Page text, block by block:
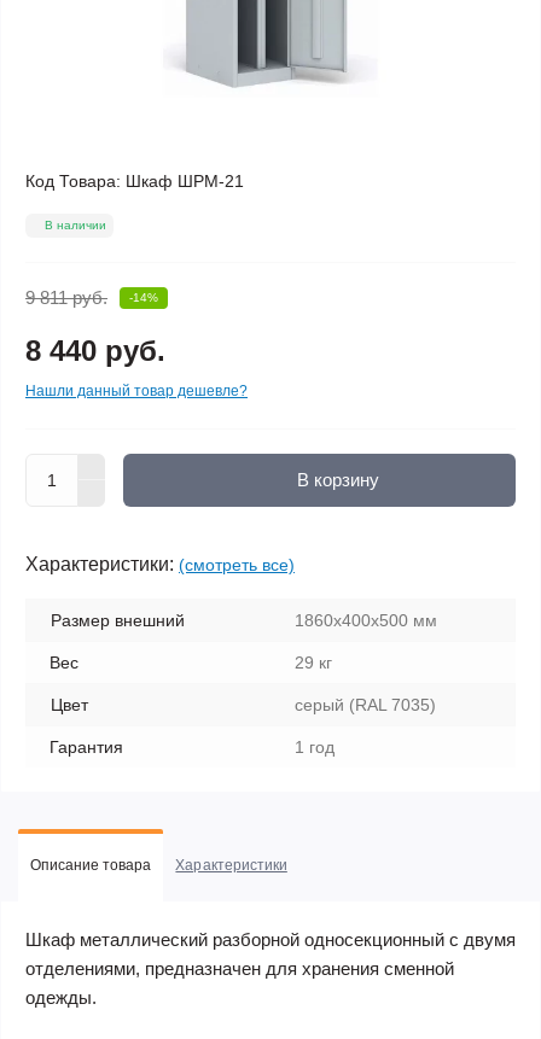
Код Товара: Шкаф ШРМ-21
В наличии
9 811 руб. -14%
8 440 руб.
Нашли данный товар дешевле?
В корзину
Характеристики: (смотреть все)
Размер внешний 1860х400х500 мм
Вес 29 кг
Цвет серый (RAL 7035)
Гарантия 1 год
Описание товара Характеристики
Шкаф металлический разборной односекционный с двумя
отделениями, предназначен для хранения сменной
одежды.